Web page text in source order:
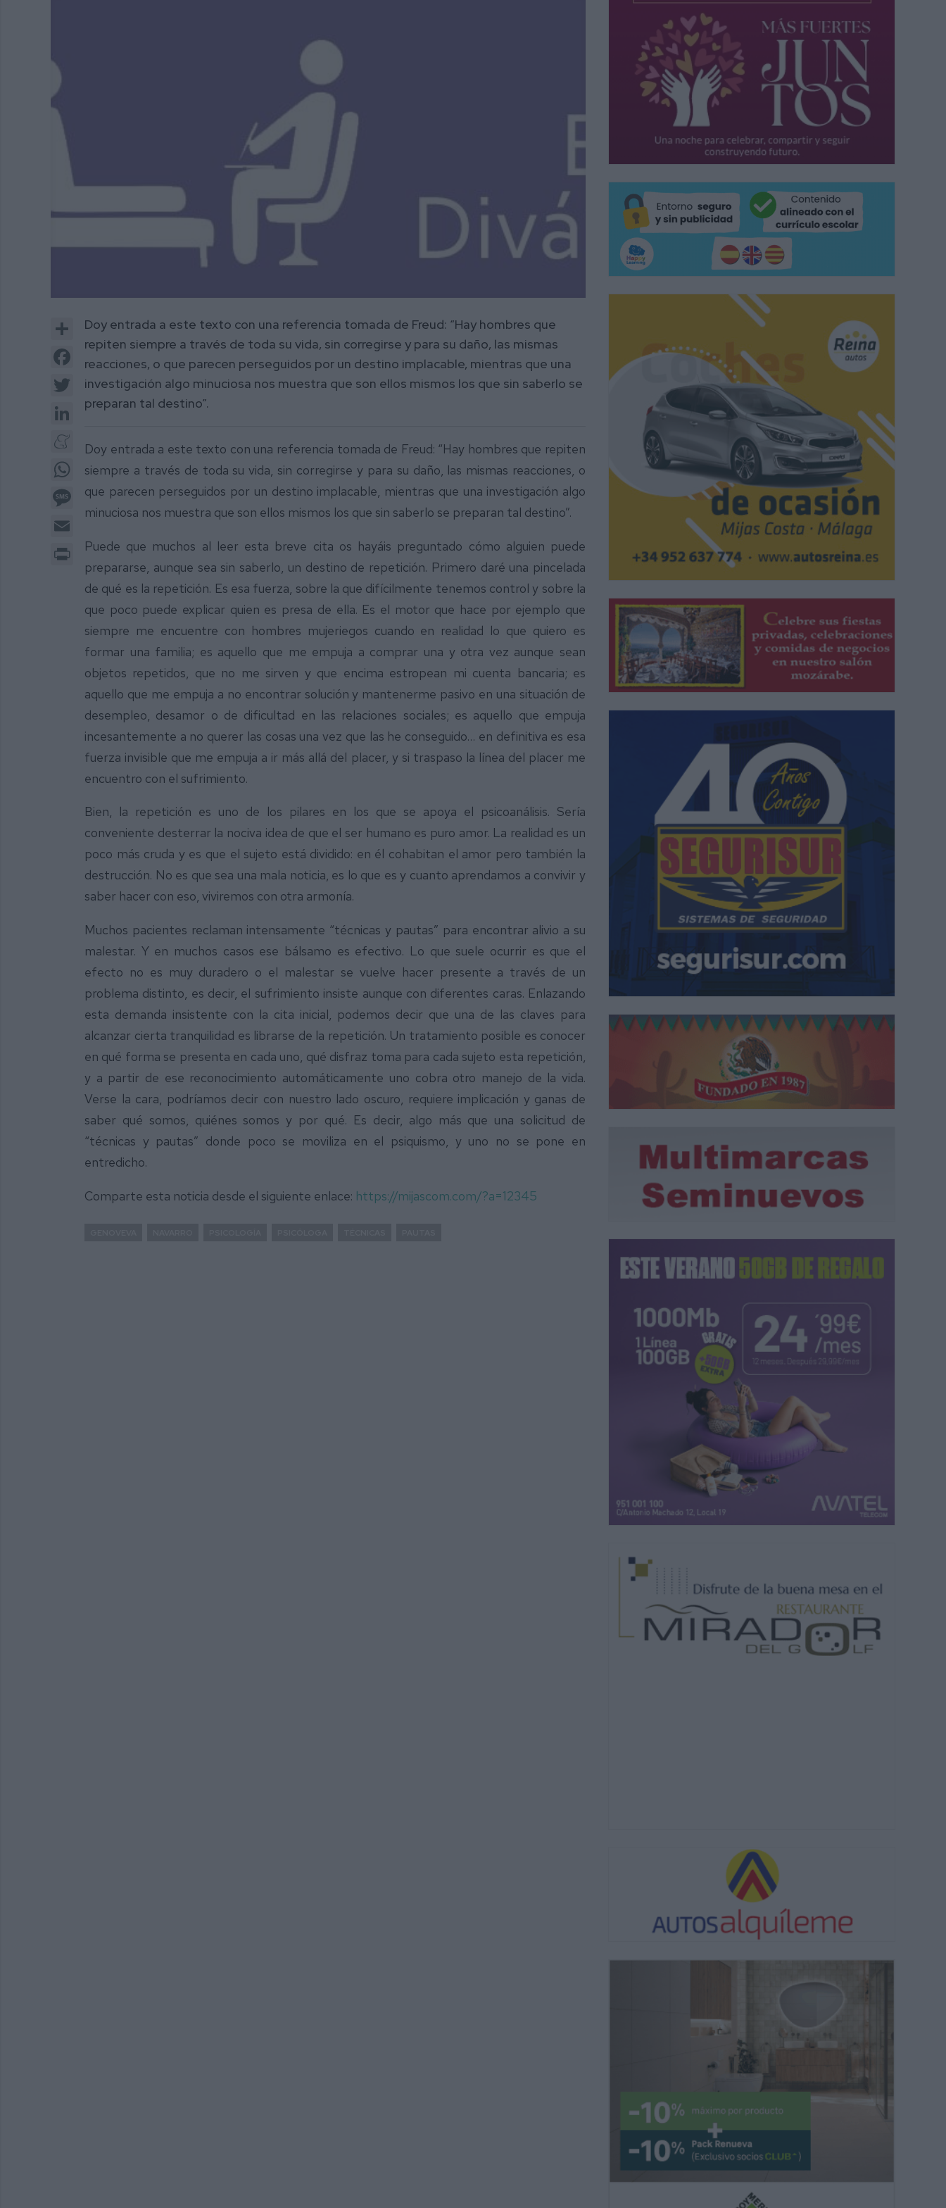
Share
Facebook
Twitter
LinkedIn
WhatsApp
Message
Email
Print
Doy entrada a este texto con una referencia tomada de Freud: “Hay hombres que
repiten siempre a través de toda su vida, sin corregirse y para su daño, las mismas
reacciones, o que parecen perseguidos por un destino implacable, mientras que una
investigación algo minuciosa nos muestra que son ellos mismos los que sin saberlo se
preparan tal destino”.
Doy entrada a este texto con una referencia tomada de Freud: “Hay hombres que repiten
siempre a través de toda su vida, sin corregirse y para su daño, las mismas reacciones, o
que parecen perseguidos por un destino implacable, mientras que una investigación algo
minuciosa nos muestra que son ellos mismos los que sin saberlo se preparan tal destino”.
Puede que muchos al leer esta breve cita os hayáis preguntado cómo alguien puede
prepararse, aunque sea sin saberlo, un destino de repetición. Primero daré una pincelada
de qué es la repetición. Es esa fuerza, sobre la que difícilmente tenemos control y sobre la
que poco puede explicar quien es presa de ella. Es el motor que hace por ejemplo que
siempre me encuentre con hombres mujeriegos cuando en realidad lo que quiero es
formar una familia; es aquello que me empuja a comprar una y otra vez aunque sean
objetos repetidos, que no me sirven y que encima estropean mi cuenta bancaria; es
aquello que me empuja a no encontrar solución y mantenerme pasivo en una situación de
desempleo, desamor o de dificultad en las relaciones sociales; es aquello que empuja
incesantemente a no querer las cosas una vez que las he conseguido… en definitiva es esa
fuerza invisible que me empuja a ir más allá del placer, y si traspaso la línea del placer me
encuentro con el sufrimiento.
Bien, la repetición es uno de los pilares en los que se apoya el psicoanálisis. Sería
conveniente desterrar la nociva idea de que el ser humano es puro amor. La realidad es un
poco más cruda y es que el sujeto está dividido: en él cohabitan el amor pero también la
destrucción. No es que sea una mala noticia, es lo que es y cuanto aprendamos a convivir y
saber hacer con eso, viviremos con otra armonía.
Muchos pacientes reclaman intensamente “técnicas y pautas” para encontrar alivio a su
malestar. Y en muchos casos ese bálsamo es efectivo. Lo que suele ocurrir es que el
efecto no es muy duradero o el malestar se vuelve hacer presente a través de un
problema distinto, es decir, el sufrimiento insiste aunque con diferentes caras. Enlazando
esta demanda insistente con la cita inicial, podemos decir que una de las claves para
alcanzar cierta tranquilidad es librarse de la repetición. Un tratamiento posible es conocer
en qué forma se presenta en cada uno, qué disfraz toma para cada sujeto esta repetición,
y a partir de ese reconocimiento automáticamente uno cobra otro manejo de la vida.
Verse la cara, podríamos decir con nuestro lado oscuro, requiere implicación y ganas de
saber qué somos, quiénes somos y por qué. Es decir, algo más que una solicitud de
“técnicas y pautas” donde poco se moviliza en el psiquismo, y uno no se pone en
entredicho.
Comparte esta noticia desde el siguiente enlace: https://mijascom.com/?a=12345